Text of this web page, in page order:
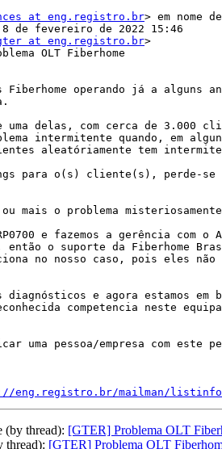
at eng.registro.br> em nome
de fevereiro de 2022 15:46
at eng.registro.br>
OLT Fiberhome
Fiberhome operando já a alguns
uma delas, com cerca de 3.000
intermitente quando, em
aleatóriamente tem
para o(s) cliente(s), perde-se
mais o problema misteriosamente
e fazemos a gerência com o
então o suporte da Fiberhome
no nosso caso, pois eles não
diagnósticos e agora estamos em
competencia neste
uma pessoa/empresa com este
eng.registro.br/mailman/
(by thread): [GTER] Problema OLT
thread): [GTER] Problema OLT